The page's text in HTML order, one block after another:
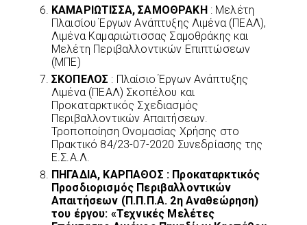
ΚΑΜΑΡΙΩΤΙΣΣΑ, ΣΑΜΟΘΡΑΚΗ: Μελέτη
Πλαισίου Έργων Ανάπτυξης Λιμένα (ΠΕΑΛ),
Λιμένα Καμαριώτισσας Σαμοθράκης και
Μελέτη Περιβαλλοντικών Επιπτώσεων
(ΜΠΕ)
ΣΚΟΠΕΛΟΣ : Πλαίσιο Έργων Ανάπτυξης
Λιμένα (ΠΕΑΛ) Σκοπέλου και
Προκαταρκτικός Σχεδιασμός
Περιβαλλοντικών Απαιτήσεων.
Τροποποίηση Ονομασίας Χρήσης στο
Πρακτικό 84/23-07-2020 Συνεδρίασης της
Ε.Σ.Α.Λ.
ΠΗΓΑΔΙΑ, ΚΑΡΠΑΘΟΣ : Προκαταρκτικός
Προσδιορισμός Περιβαλλοντικών
Απαιτήσεων (Π.Π.Π.Α. 2η Αναθεώρηση)
του έργου: «Τεχνικές Μελέτες